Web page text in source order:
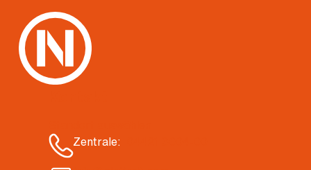
Zentrale: